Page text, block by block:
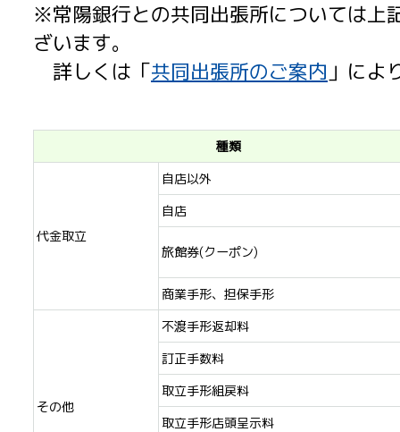
※常陽銀行との共同出張所については上
ざいます。
詳しくは「共同出張所のご案内 」によ
種類
代金取立
自店以外
自店
旅館券(クーポン)
商業手形、担保手形
その他
不渡手形返却料
訂正手数料
取立手形組戻料
取立手形店頭呈示料